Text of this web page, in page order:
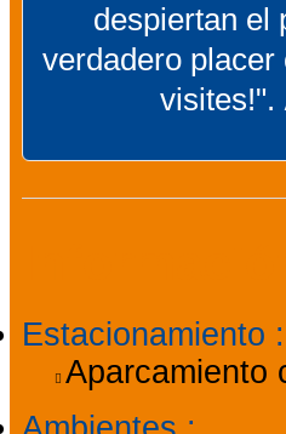
despiertan el
verdadero
visites!".
Estacionamiento :
Aparcamiento